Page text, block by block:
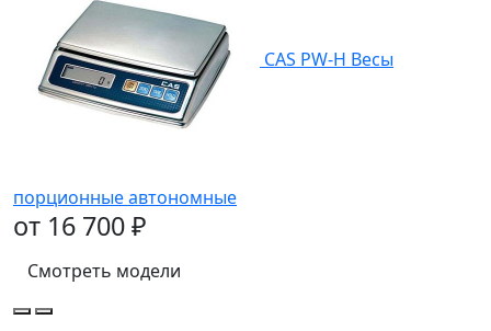
CAS РW-H Весы
порционные автономные
от 16 700 ₽
Смотреть модели